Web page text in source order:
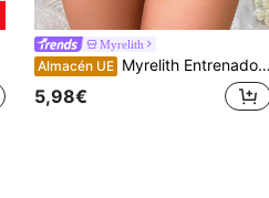
Myrelith
Almacén UE Myrelith Entrenador de cintura negro de mujer con control de abdomen, cómodo y de alta elasticidad, con botones frontales
5,98€